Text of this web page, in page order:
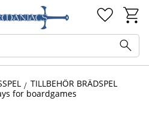
TILLBEHÖR BRÄDSPEL
for boardgames